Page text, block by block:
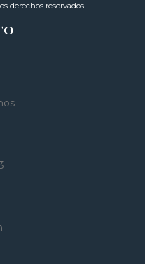
derechos reservados